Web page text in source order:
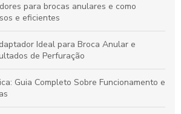
para brocas anulares e como
e eficientes
Ideal para Broca Anular e
de Perfuração
Guia Completo Sobre Funcionamento e